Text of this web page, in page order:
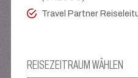
Travel Partner
REISEZEITRAUM WÄHLEN